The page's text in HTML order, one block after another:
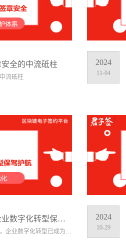
全的中流砥柱
流砥柱
2024
11-04
君子签电子签章—为企业数字化转型保驾护航 2024
10-29